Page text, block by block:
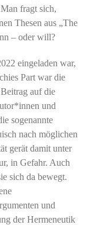
fragt sich,
Thesen aus „The
– oder will?
eingeladen war,
Part war die
auf die
und
sogenannte
nach möglichen
gerät damit unter
in Gefahr. Auch
sich da bewegt.
und
der Hermeneutik